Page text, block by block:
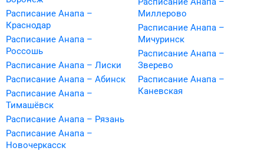
Расписание Анапа –
Краснодар
Расписание Анапа –
Россошь
Расписание Анапа – Лиски
Миллерово
Расписание Анапа –
Мичуринск
Расписание Анапа –
Зверево
Расписание Анапа – Абинск
Расписание Анапа –
Тимашёвск
Расписание Анапа – Рязань
Расписание Анапа –
Новочеркасск
Расписание Анапа –
Каневская